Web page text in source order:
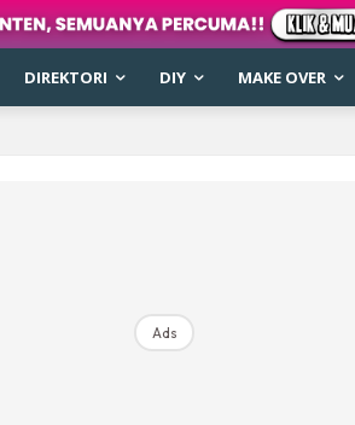
DIREKTORI DIY MAKE OVER
Ads